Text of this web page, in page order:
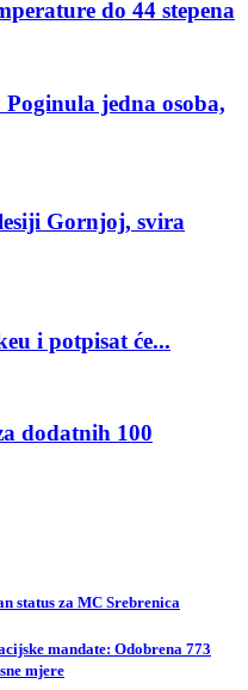
do 44 stepena
jedna osoba,
Gornjoj, svira
i potpisat će...
dodatnih 100
status za MC Srebrenica
mandate: Odobrena 773
mjere